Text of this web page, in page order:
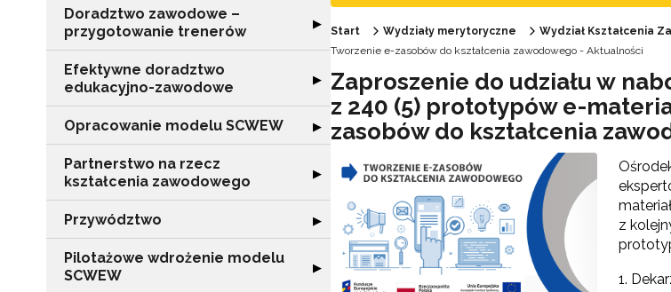
Doradztwo zawodowe –
przygotowanie trenerów
Rozwiń sekcję "Doradztwo zawodowe – przygotowanie trenerów"
▶
Efektywne doradztwo
edukacyjno-zawodowe
Rozwiń sekcję "Efektywne doradztwo edukacyjno-zawodowe"
▶
Opracowanie modelu SCWEW Rozwiń sekcję "Opracowanie modelu SCWEW"
▶
Partnerstwo na rzecz
kształcenia zawodowego
Rozwiń sekcję "Partnerstwo na rzecz kształcenia zawodowego"
▶
Przywództwo Rozwiń sekcję "Przywództwo"
▶
Pilotażowe wdrożenie modelu
SCWEW
Rozwiń sekcję "Pilotażowe wdrożenie modelu SCWEW"
▶
Start Wydziały merytoryczne Wydział Kształcenia
Tworzenie e-zasobów do kształcenia zawodowego - Aktualności
Zaproszenie do udziału w
z 240 (5) prototypów e-
zasobów do kształcenia
z